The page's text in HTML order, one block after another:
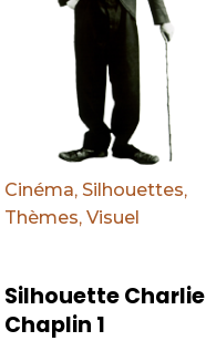
Cinéma, Silhouettes,
Thèmes, Visuel
Silhouette Charlie
Chaplin 1